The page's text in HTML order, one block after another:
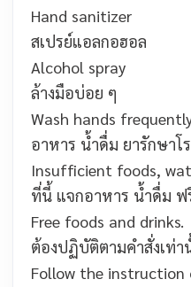
Hand sanitizer
สเปรย์แอลกอฮอล
Alcohol spray
ล้างมือบ่อย ๆ
Wash hands
อาหาร น้ำดื่ม ยารักษาโ
Insufficient foods,
ที่นี้ แจกอาหาร น้ำดื่ม ฟ
Free foods and drinks.
ต้องปฏิบัติตามคำสั่งเท่า
Follow the instruction